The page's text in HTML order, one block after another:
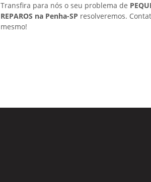
Transfira para nós o seu problema de
REPAROS na Penha-SP resolveremos.
mesmo!